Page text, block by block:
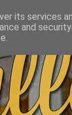
its services
and